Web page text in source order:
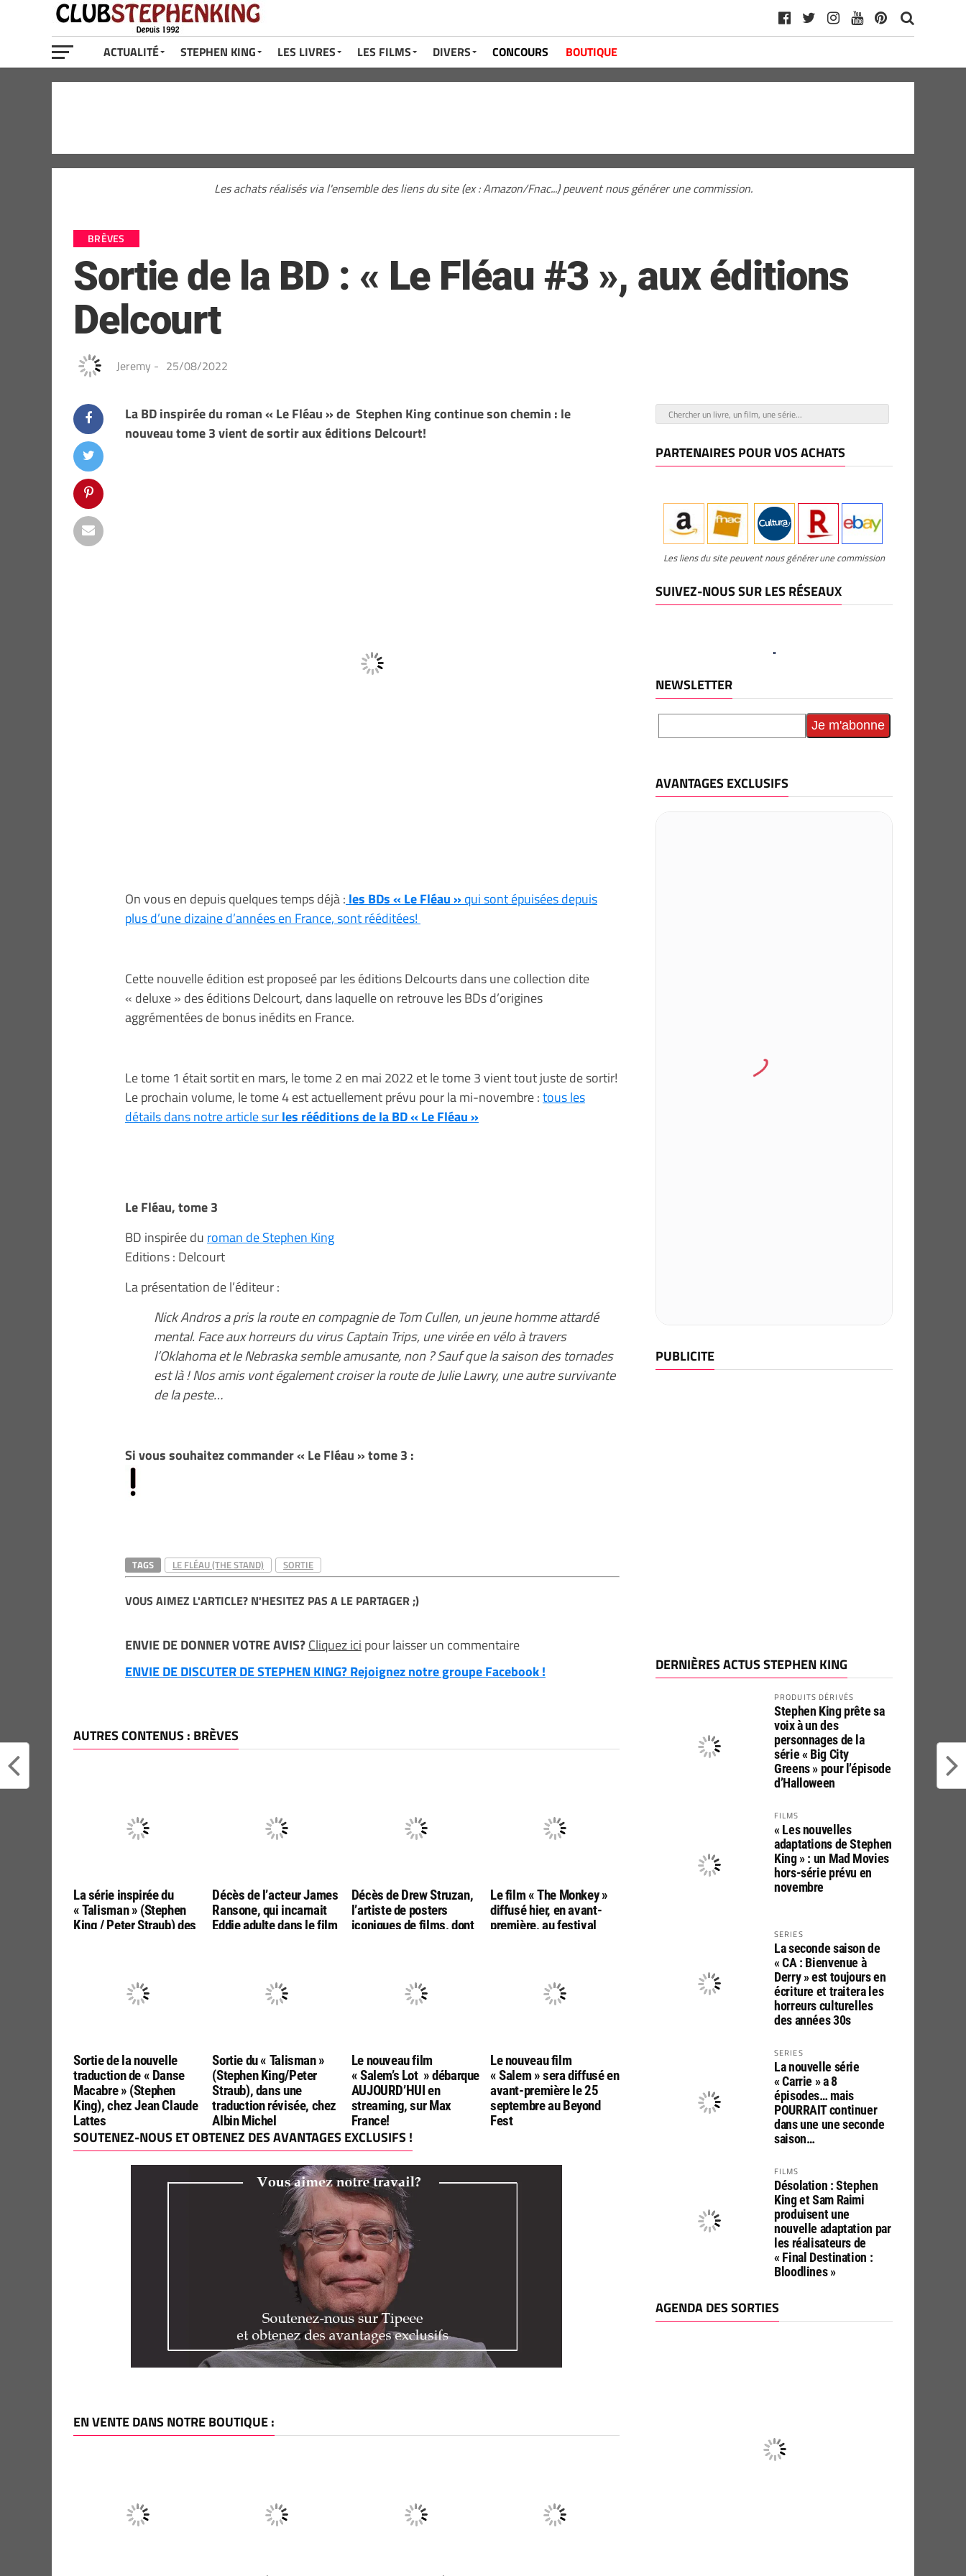
ACTUALITÉ STEPHEN KING LES LIVRES LES FILMS DIVERS CONCOURS BOUTIQUE
Les achats réalisés via l'ensemble des liens du site (ex : Amazon/Fnac...) peuvent nous générer une commission.
BRÈVES
Sortie de la BD : « Le Fléau #3 », aux éditions
Delcourt
Jeremy - 25/08/2022
La BD inspirée du roman « Le Fléau » de Stephen King continue son chemin : le
nouveau tome 3 vient de sortir aux éditions Delcourt!
On vous en depuis quelques temps déjà : les BDs « Le Fléau »qui sont épuisées depuis
plus d’une dizaine d’années en France, sont rééditées!
Cette nouvelle édition est proposeé par les éditions Delcourts dans une collection dite
« deluxe » des éditions Delcourt, dans laquelle on retrouve les BDs d’origines
aggrémentées de bonus inédits en France.
Le tome 1 était sortit en mars, le tome 2 en mai 2022 et le tome 3 vient tout juste de sortir!
Le prochain volume, le tome 4 est actuellement prévu pour la mi-novembre :tous les
détails dans notre article surles rééditions de la BD « Le Fléau »
Le Fléau, tome 3
BD inspirée du roman de Stephen King
Editions : Delcourt
La présentation de l’éditeur :
Nick Andros a pris la route en compagnie de Tom Cullen, un jeune homme attardé
mental. Face aux horreurs du virus Captain Trips, une virée en vélo à travers
l’Oklahoma et le Nebraska semble amusante, non ? Sauf que la saison des tornades
est là ! Nos amis vont également croiser la route de Julie Lawry, une autre survivante
de la peste…
Si vous souhaitez commander « Le Fléau » tome 3 :
TAGS LE FLÉAU (THE STAND) SORTIE
VOUS AIMEZ L'ARTICLE? N'HESITEZ PAS A LE PARTAGER ;)
ENVIE DE DONNER VOTRE AVIS?Cliquez ici pour laisser un commentaire
ENVIE DE DISCUTER DE STEPHEN KING? Rejoignez notre groupe Facebook !
AUTRES CONTENUS : BRÈVES
La série inspirée du
« Talisman » (Stephen
King / Peter Straub) des
Décès de l’acteur James
Ransone, qui incarnait
Eddie adulte dans le film
Décès de Drew Struzan,
l’artiste de posters
iconiques de films, dont
Le film « The Monkey »
diffusé hier, en avant-
première, au festival
Sortie de la nouvelle
traduction de « Danse
Macabre » (Stephen
King), chez Jean Claude
Lattes
Sortie du « Talisman »
(Stephen King/Peter
Straub), dans une
traduction révisée, chez
Albin Michel
Le nouveau film
« Salem’s Lot » débarque
AUJOURD’HUI en
streaming, sur Max
France!
Le nouveau film
« Salem » sera diffusé en
avant-première le 25
septembre au Beyond
Fest
SOUTENEZ-NOUS ET OBTENEZ DES AVANTAGES EXCLUSIFS !
EN VENTE DANS NOTRE BOUTIQUE :
PARTENAIRES POUR VOS ACHATS
Les liens du site peuvent nous générer une commission
SUIVEZ-NOUS SUR LES RÉSEAUX
NEWSLETTER
AVANTAGES EXCLUSIFS
PUBLICITE
DERNIÈRES ACTUS STEPHEN KING
PRODUITS DÉRIVÉS
Stephen King prête sa
voix à un des
personnages de la
série « Big City
Greens » pour l’épisode
d’Halloween
FILMS
« Les nouvelles
adaptations de Stephen
King » : un Mad Movies
hors-série prévu en
novembre
SERIES
La seconde saison de
« CA : Bienvenue à
Derry » est toujours en
écriture et traitera les
horreurs culturelles
des années 30s
SERIES
La nouvelle série
« Carrie » a 8
épisodes… mais
POURRAIT continuer
dans une une seconde
saison…
FILMS
Désolation : Stephen
King et Sam Raimi
produisent une
nouvelle adaptation par
les réalisateurs de
« Final Destination :
Bloodlines »
AGENDA DES SORTIES